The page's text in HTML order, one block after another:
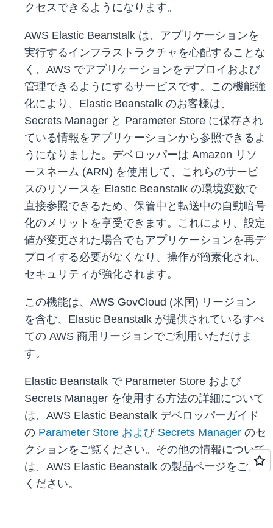
クセスできるようになります。
AWS Elastic Beanstalk は、アプリケーションを
実行するインフラストラクチャを心配することな
く、AWS でアプリケーションをデプロイおよび
管理できるようにするサービスです。この機能強
化により、Elastic Beanstalk のお客様は、
Secrets Manager と Parameter Store に保存され
ている情報をアプリケーションから参照できるよ
うになりました。デベロッパーは Amazon リソ
ースネーム (ARN) を使用して、これらのサービ
スのリソースを Elastic Beanstalk の環境変数で
直接参照できるため、保管中と転送中の自動暗号
化のメリットを享受できます。これにより、設定
値が変更された場合でもアプリケーションを再デ
プロイする必要がなくなり、操作が簡素化され、
セキュリティが強化されます。
この機能は、AWS GovCloud (米国) リージョン
を含む、Elastic Beanstalk が提供されているすべ
ての AWS 商用リージョンでご利用いただけま
す。
Elastic Beanstalk で Parameter Store および
Secrets Manager を使用する方法の詳細について
は、AWS Elastic Beanstalk デベロッパーガイド
の Parameter Store および Secrets Manager のセ
クションをご覧ください。その他の情報について
は、AWS Elastic Beanstalk の製品ページをご覧
ください。